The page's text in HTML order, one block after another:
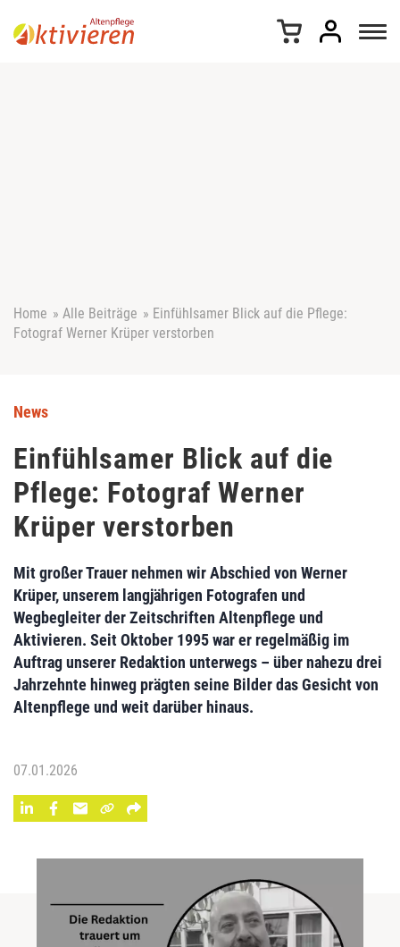
Home » Alle Beiträge » Einfühlsamer Blick auf die Pflege:
Fotograf Werner Krüper verstorben
News
Einfühlsamer Blick auf die
Pflege: Fotograf Werner
Krüper verstorben
Mit großer Trauer nehmen wir Abschied von Werner
Krüper, unserem langjährigen Fotografen und
Wegbegleiter der Zeitschriften Altenpflege und
Aktivieren. Seit Oktober 1995 war er regelmäßig im
Auftrag unserer Redaktion unterwegs – über nahezu drei
Jahrzehnte hinweg prägten seine Bilder das Gesicht von
Altenpflege und weit darüber hinaus.
07.01.2026